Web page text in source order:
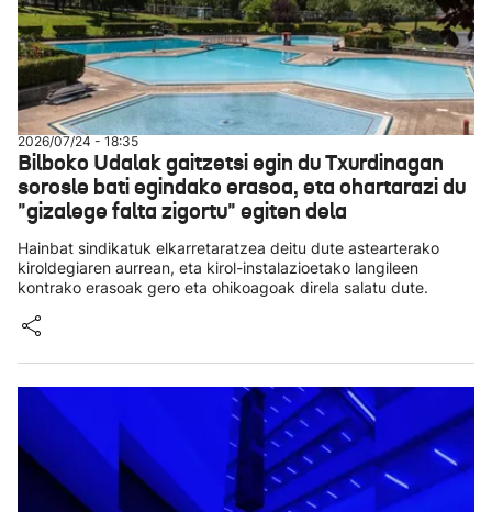
2026/07/24 - 18:35
Bilboko Udalak gaitzetsi egin du Txurdinagan
sorosle bati egindako erasoa, eta ohartarazi du
"gizalege falta zigortu" egiten dela
Hainbat sindikatuk elkarretaratzea deitu dute astearterako
kiroldegiaren aurrean, eta kirol-instalazioetako langileen
kontrako erasoak gero eta ohikoagoak direla salatu dute.